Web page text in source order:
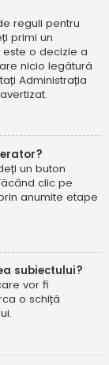
reguli pentru
primi un
o decizie a
nicio legătură
Administrația
un buton
clic pe
anumite etape
subiectului?
vor fi
o schiță